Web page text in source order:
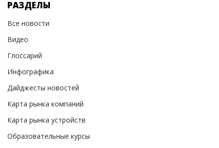
РАЗДЕЛЫ
Все новости
Видео
Глоссарий
Инфографика
Дайджесты новостей
Карта рынка компаний
Карта рынка устройств
Образовательные курсы